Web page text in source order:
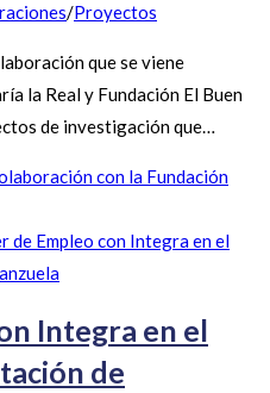
/Proyectos
que se viene
la Real y Fundación El Buen
de investigación que…
con la Fundación
Integra en el
de